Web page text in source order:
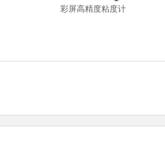
彩屏高精度粘度计